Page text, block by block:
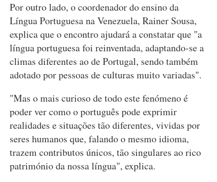
Por outro lado, o coordenador do ensino da
Língua Portuguesa na Venezuela, Rainer Sousa,
explica que o encontro ajudará a constatar que "a
língua portuguesa foi reinventada, adaptando-se a
climas diferentes ao de Portugal, sendo também
adotado por pessoas de culturas muito variadas".
"Mas o mais curioso de todo este fenómeno é
poder ver como o português pode exprimir
realidades e situações tão diferentes, vividas por
seres humanos que, falando o mesmo idioma,
trazem contributos únicos, tão singulares ao rico
património da nossa língua", explica.